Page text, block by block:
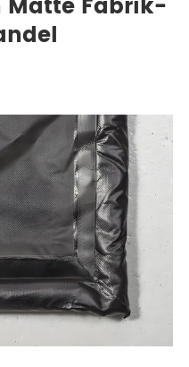
Matte Fabrik-